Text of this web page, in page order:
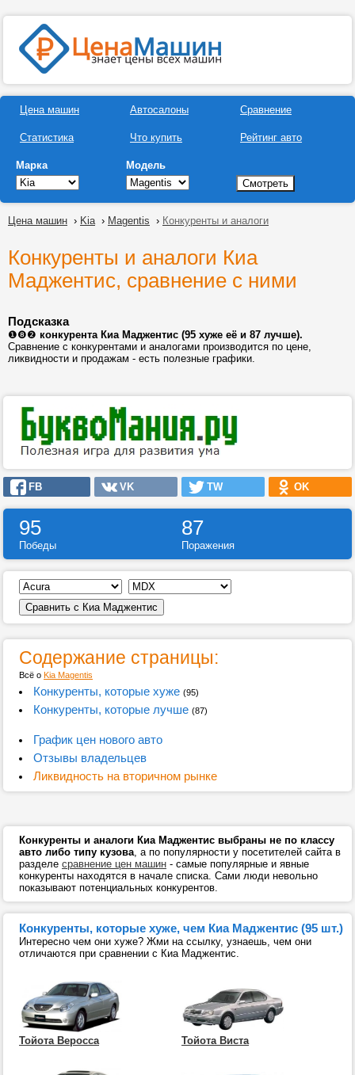
Цена машин
Статистика
Автосалоны
Что купить
Сравнение
Рейтинг авто
Марка Модель
Цена машин › Kia› Magentis › Конкуренты и аналоги
Конкуренты и аналоги Киа
Маджентис, сравнение с ними
Подсказка
❶❽❷ конкурента Киа Маджентис (95 хуже её и 87 лучше).
Сравнение с конкурентами и аналогами производится по цене,
ликвидности и продажам - есть полезные графики.
FB VK TW OK
95 87
Победы Поражения
Содержание страницы:
Всё о Kia Magentis
Конкуренты, которые хуже (95)
Конкуренты, которые лучше (87)
График цен нового авто
Отзывы владельцев
Ликвидность на вторичном рынке
Конкуренты и аналоги Киа Маджентис выбраны не по классу
авто либо типу кузова, а по популярности у посетителей сайта в
разделе сравнение цен машин - самые популярные и явные
конкуренты находятся в начале списка. Сами люди невольно
показывают потенциальных конкурентов.
Конкуренты, которые хуже, чем Киа Маджентис (95 шт.)
Интересно чем они хуже? Жми на ссылку, узнаешь, чем они
отличаются при сравнении с Киа Маджентис.
Тойота Веросса Тойота Виста